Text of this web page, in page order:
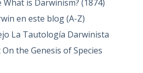
is Darwinism? (1874)
en este blog (A-Z)
La Tautología Darwinista
the Genesis of Species